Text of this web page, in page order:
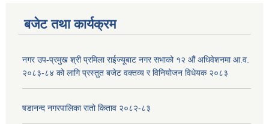
बजेट तथा कार्यक्रम
नगर उप-प्रमुख श्री प्रमिला राईज्यूबाट नगर सभाको १२ ‍औं अधिवेशनमा आ.व.
२०८३-८४ को लागि प्रस्तुत बजेट वक्तव्य र विनियोजन विधेयक २०८३
षडानन्द नगरपालिका रातो किताव २०८२-८३